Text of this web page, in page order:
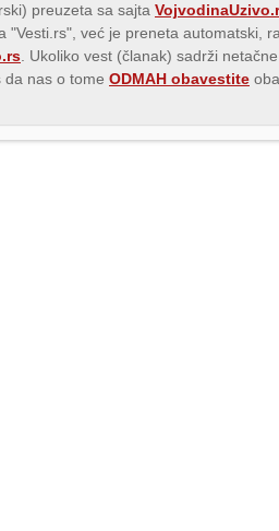
preuzeta sa sajta
već je preneta automatski,
. Ukoliko vest (članak) sadrži
da nas o tome ODMAH obavestite